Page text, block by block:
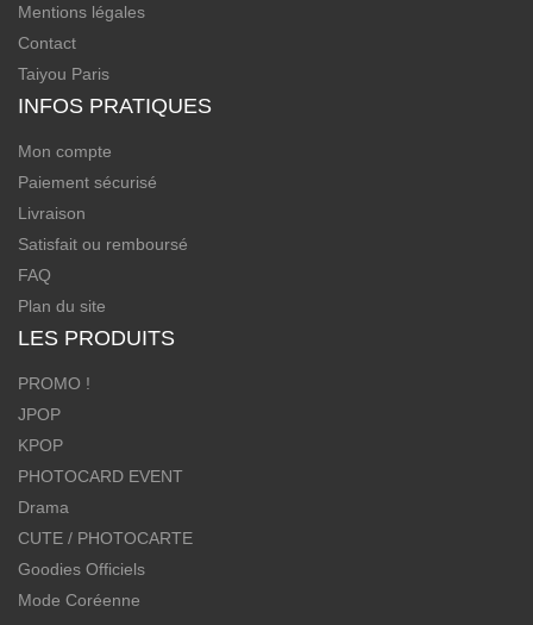
Mentions légales
Contact
Taiyou Paris
INFOS PRATIQUES
Mon compte
Paiement sécurisé
Livraison
Satisfait ou remboursé
FAQ
Plan du site
LES PRODUITS
PROMO !
JPOP
KPOP
PHOTOCARD EVENT
Drama
CUTE / PHOTOCARTE
Goodies Officiels
Mode Coréenne